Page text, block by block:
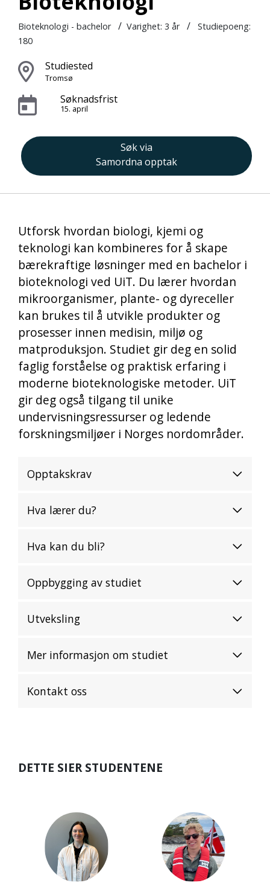
Bioteknologi - bachelor / Varighet: 3 år /
Studiepoeng:
180
Studiested
Tromsø
Søknadsfrist
15. april
Søk via
Samordna opptak
Utforsk hvordan biologi, kjemi og
teknologi kan kombineres for å skape
bærekraftige løsninger med en bachelor i
bioteknologi ved UiT. Du lærer hvordan
mikroorganismer, plante- og dyreceller
kan brukes til å utvikle produkter og
prosesser innen medisin, miljø og
matproduksjon. Studiet gir deg en solid
faglig forståelse og praktisk erfaring i
moderne bioteknologiske metoder. UiT
gir deg også tilgang til unike
undervisningsressurser og ledende
forskningsmiljøer i Norges nordområder.
Opptakskrav
Hva lærer du?
Hva kan du bli?
Oppbygging av studiet
Utveksling
Mer informasjon om studiet
Kontakt oss
DETTE SIER STUDENTENE